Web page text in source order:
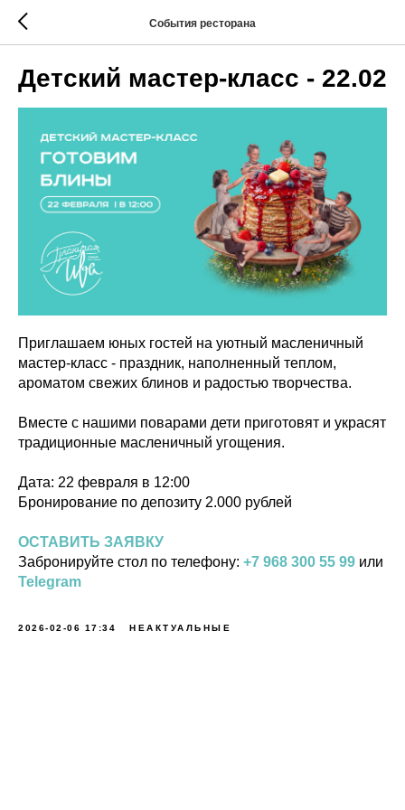
События ресторана
Детский мастер-класс - 22.02
Приглашаем юных гостей на уютный масленичный
мастер-класс - праздник, наполненный теплом,
ароматом свежих блинов и радостью творчества.
Вместе с нашими поварами дети приготовят и украсят
традиционные масленичный угощения.
Дата: 22 февраля в 12:00
Бронирование по депозиту 2.000 рублей
ОСТАВИТЬ ЗАЯВКУ
Забронируйте стол по телефону: +7 968 300 55 99 или
Telegram
2026-02-06 17:34 НЕАКТУАЛЬНЫЕ